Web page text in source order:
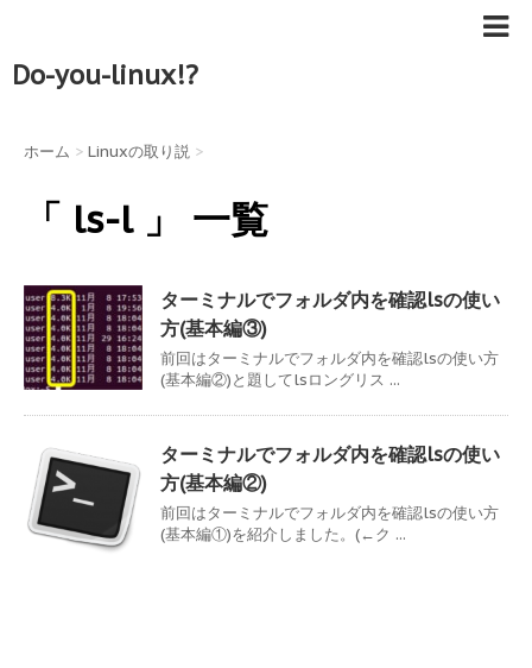
Do-you-linux!?
ホーム > Linuxの取り説 >
「 ls-l 」 一覧
ターミナルでフォルダ内を確認lsの使い
方(基本編③)
前回はターミナルでフォルダ内を確認lsの使い方
(基本編②)と題してlsロングリス ...
ターミナルでフォルダ内を確認lsの使い
方(基本編②)
前回はターミナルでフォルダ内を確認lsの使い方
(基本編①)を紹介しました。(←ク ...